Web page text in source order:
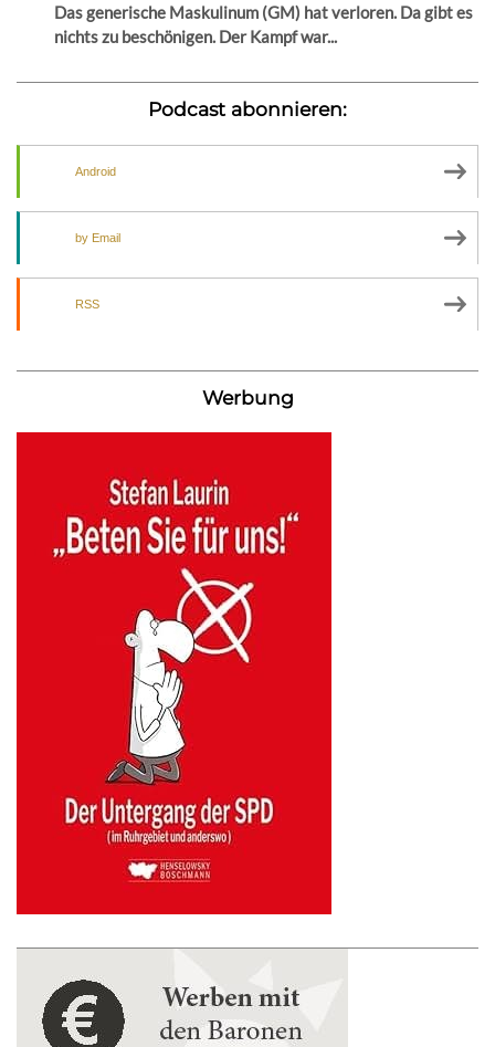
Das generische Maskulinum (GM) hat verloren. Da gibt es
nichts zu beschönigen. Der Kampf war...
Podcast abonnieren:
Android
by Email
RSS
Werbung